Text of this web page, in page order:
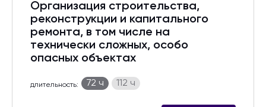
Организация строительства,
реконструкции и капитального
ремонта, в том числе на
технически сложных, особо
опасных объектах
длительность: 72 ч 112 ч